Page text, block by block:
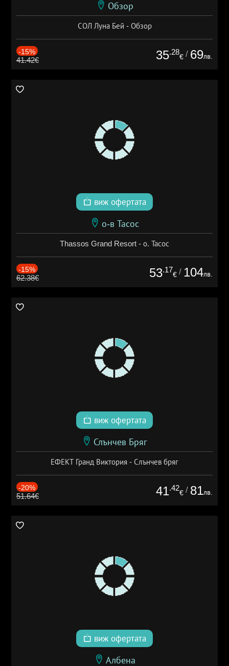
Обзор
СОЛ Луна Бей - Обзор
-15%
41.42€ 35.28
€ / 69лв.
виж офертата
о-в Тасос
Thassos Grand Resort - о. Тасос
-15%
62.38€ 53.17
€ / 104лв.
виж офертата
Слънчев Бряг
ЕФЕКТ Гранд Виктория - Слънчев бряг
-20%
51.64€ 41.42
€ / 81лв.
виж офертата
Албена